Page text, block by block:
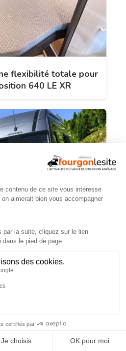
flexibilité totale pour
640 LE XR
renforcée :
Grand Canyon